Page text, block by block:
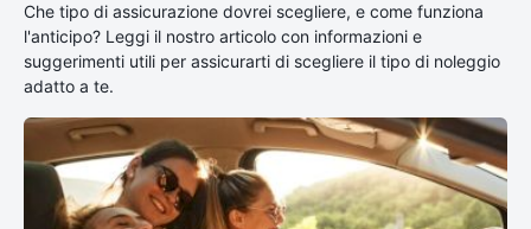
Che tipo di assicurazione dovrei scegliere, e come funziona
l'anticipo? Leggi il nostro articolo con informazioni e
suggerimenti utili per assicurarti di scegliere il tipo di noleggio
adatto a te.